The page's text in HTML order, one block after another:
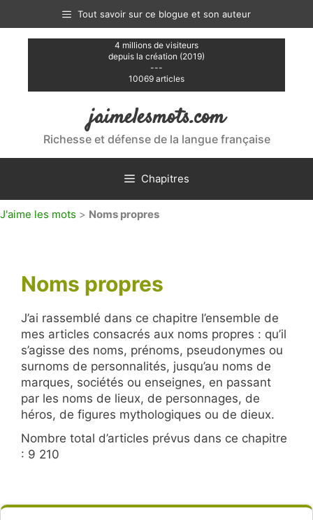
contenu
Tout savoir sur ce blogue et son auteur
4 millions de visiteurs
depuis la création (2019)
---
10069 articles
jaimelesmots.com
Richesse et défense de la langue française
Chapitres
J'aime les mots > Noms propres
Noms propres
J’ai rassemblé dans ce chapitre l’ensemble de
mes articles consacrés aux noms propres : qu’il
s’agisse des noms, prénoms, pseudonymes ou
surnoms de personnalités, jusqu’au noms de
marques, sociétés ou enseignes, en passant
par les noms de lieux, de personnages, de
héros, de figures mythologiques ou de dieux.
Nombre total d’articles prévus dans ce chapitre
: 9 210